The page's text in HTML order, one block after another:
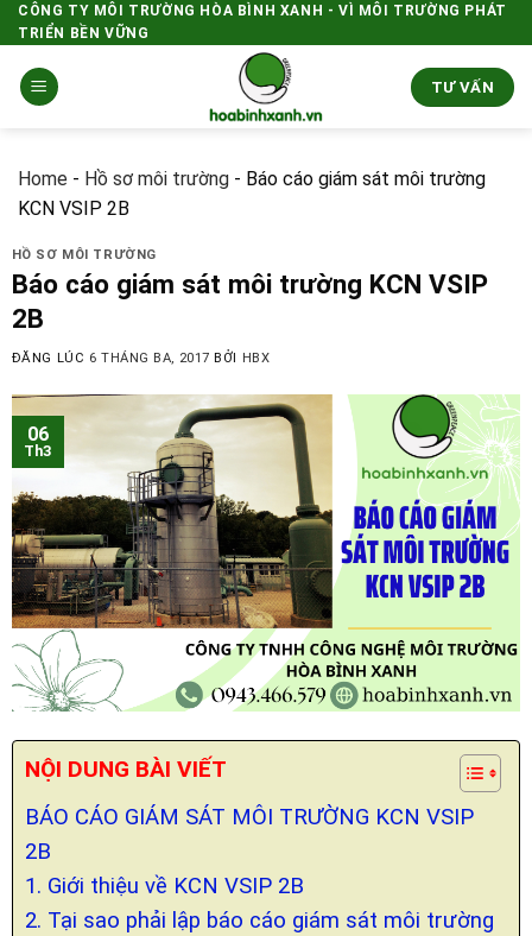
Skip
to
content
CÔNG TY MÔI TRƯỜNG HÒA BÌNH XANH - VÌ MÔI TRƯỜNG PHÁT
TRIỂN BỀN VỮNG
TƯ VẤN
Home - Hồ sơ môi trường - Báo cáo giám sát môi trường
KCN VSIP 2B
HỒ SƠ MÔI TRƯỜNG
Báo cáo giám sát môi trường KCN VSIP
2B
ĐĂNG LÚC 6 THÁNG BA, 2017 BỞI HBX
06
Th3
NỘI DUNG BÀI VIẾT
BÁO CÁO GIÁM SÁT MÔI TRƯỜNG KCN VSIP
2B
1. Giới thiệu về KCN VSIP 2B
2. Tại sao phải lập báo cáo giám sát môi trường